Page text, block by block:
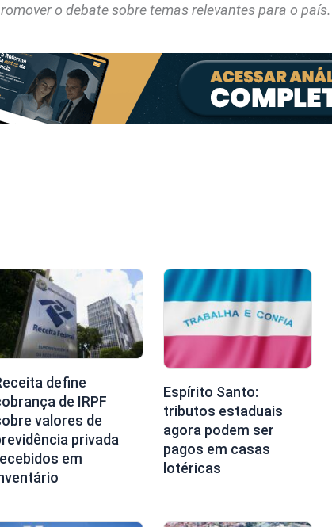
o debate sobre temas relevantes para o país.
define
de IRPF
valores de
privada
em
Espírito Santo:
tributos estaduais
agora podem ser
pagos em casas
lotéricas